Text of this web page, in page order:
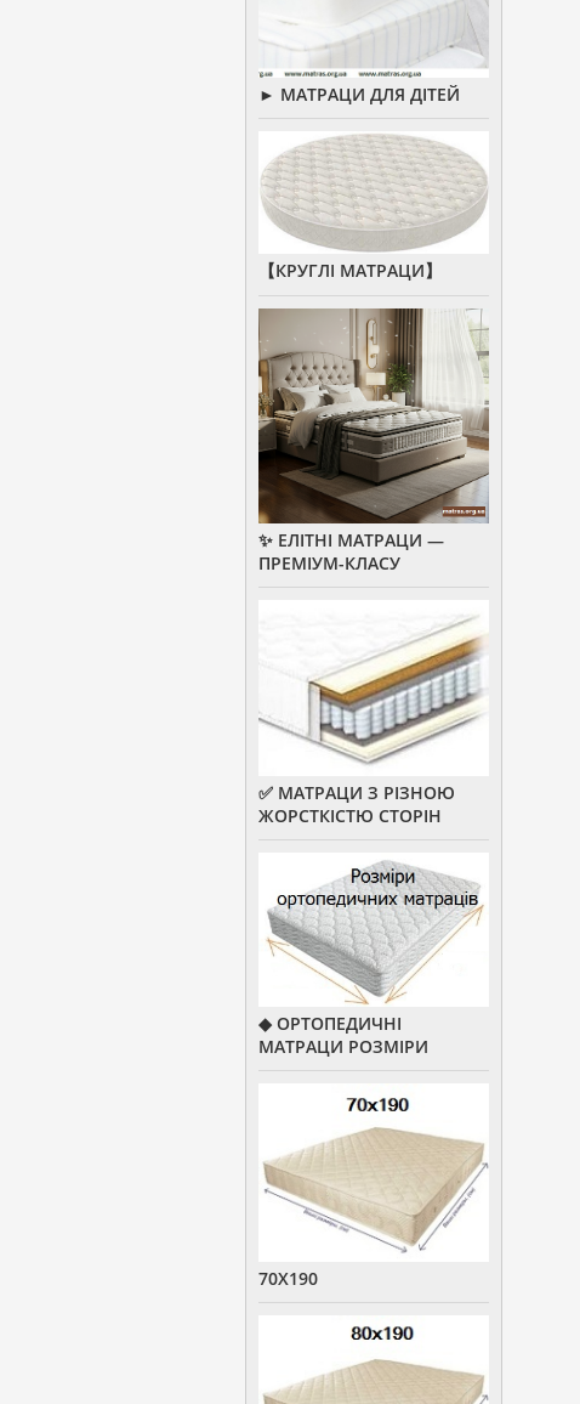
► МАТРАЦИ ДЛЯ ДІТЕЙ
【КРУГЛІ МАТРАЦИ】
✨ ЕЛІТНІ МАТРАЦИ —
ПРЕМІУМ-КЛАСУ
✅ МАТРАЦИ З РІЗНОЮ
ЖОРСТКІСТЮ СТОРІН
◆ ОРТОПЕДИЧНІ
МАТРАЦИ РОЗМІРИ
70Х190